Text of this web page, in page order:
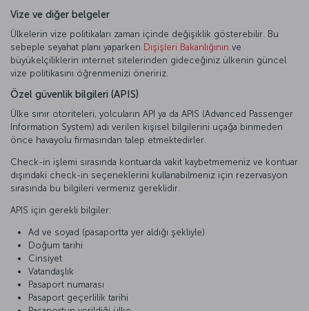
Vize ve diğer belgeler
Ülkelerin vize politikaları zaman içinde değişiklik gösterebilir. Bu
sebeple seyahat planı yaparken Dışişleri Bakanlığının ve
büyükelçiliklerin internet sitelerinden gideceğiniz ülkenin güncel
vize politikasını öğrenmenizi öneririz.
Özel güvenlik bilgileri (APIS)
Ülke sınır otoriteleri, yolcuların API ya da APIS (Advanced Passenger
Information System) adı verilen kişisel bilgilerini uçağa binmeden
önce havayolu firmasından talep etmektedirler.
Check-in işlemi sırasında kontuarda vakit kaybetmemeniz ve kontuar
dışındaki check-in seçeneklerini kullanabilmeniz için rezervasyon
sırasında bu bilgileri vermeniz gereklidir.
APIS için gerekli bilgiler:
Ad ve soyad (pasaportta yer aldığı şekliyle)
Doğum tarihi
Cinsiyet
Vatandaşlık
Pasaport numarası
Pasaport geçerlilik tarihi